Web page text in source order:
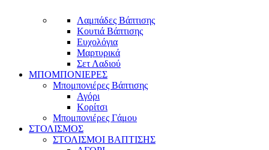
Λαμπάδες Βάπτισης
Κουτιά Βάπτισης
Ευχολόγια
Μαρτυρικά
Σετ Λαδιού
ΜΠΟΜΠΟΝΙΕΡΕΣ
Μπομπονιέρες Βάπτισης
Αγόρι
Κορίτσι
Μπομπονιέρες Γάμου
ΣΤΟΛΙΣΜΟΣ
ΣΤΟΛΙΣΜΟΙ ΒΑΠΤΙΣΗΣ